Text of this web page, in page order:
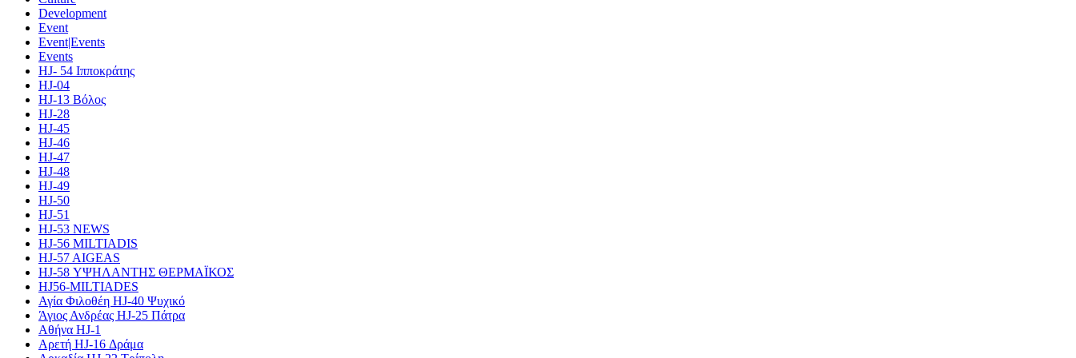
Development
Event
Event|Events
Events
HJ- 54 Ιπποκράτης
HJ-04
HJ-13 Βόλος
HJ-28
HJ-45
HJ-46
HJ-47
HJ-48
HJ-49
HJ-50
HJ-51
HJ-53 NEWS
HJ-56 MILTIADIS
HJ-57 AIGEAS
HJ-58 ΥΨΗΛΑΝΤΗΣ ΘΕΡΜΑΪΚΟΣ
HJ56-MILTIADES
Αγία Φιλοθέη HJ-40 Ψυχικό
Άγιος Ανδρέας HJ-25 Πάτρα
Αθήνα HJ-1
Αρετή HJ-16 Δράμα